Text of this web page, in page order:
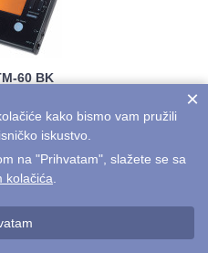
60 BK
voice and metronome functions
changed in two steps (Soft or Auto).
on use.
DIN
×
kako bismo vam pružili
iskustvo.
na "Prihvatam", slažete se sa
kolačića